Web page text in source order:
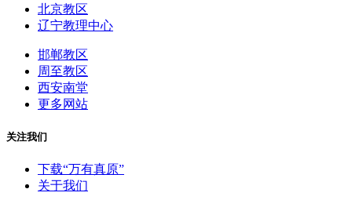
北京教区
辽宁教理中心
邯郸教区
周至教区
西安南堂
更多网站
关注我们
下载“万有真原”
关于我们